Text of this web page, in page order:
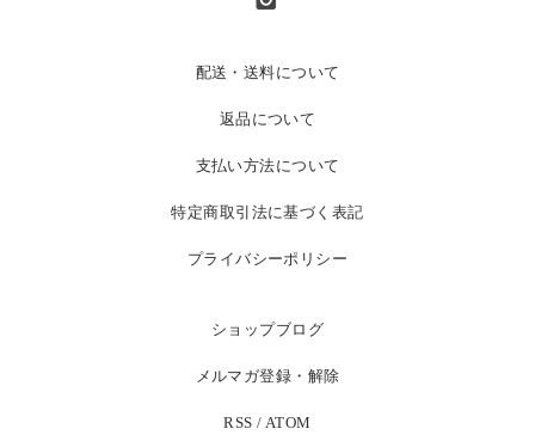
配送・送料について
返品について
支払い方法について
特定商取引法に基づく表記
プライバシーポリシー
ショップブログ
メルマガ登録・解除
RSS / ATOM